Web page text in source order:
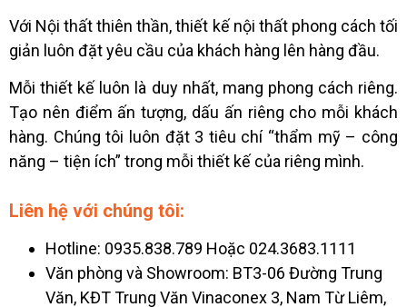
Với Nội thất thiên thần, thiết kế nội thất phong cách tối
giản luôn đặt yêu cầu của khách hàng lên hàng đầu.
Mỗi thiết kế luôn là duy nhất, mang phong cách riêng.
Tạo nên điểm ấn tượng, dấu ấn riêng cho mỗi khách
hàng. Chúng tôi luôn đặt 3 tiêu chí “thẩm mỹ – công
năng – tiện ích” trong mỗi thiết kế của riêng mình.
Liên hệ với chúng tôi:
Hotline: 0935.838.789 Hoặc 024.3683.1111
Văn phòng và Showroom: BT3-06 Đường Trung
Văn, KĐT Trung Văn Vinaconex 3, Nam Từ Liêm,